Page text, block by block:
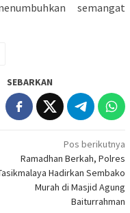
semangat
SEBARKAN
Pos berikutnya
Ramadhan Berkah, Polres
Hadirkan Sembako
Murah di Masjid Agung
Baiturrahman